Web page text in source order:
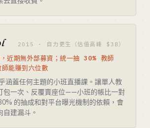
2015 · 自力更生（估值高峰 $3B）
近期無外部募資；統一抽 30% 教師
能賺到六位數
涵蓋任何主題的小班直播課。讓單人教
包一次、反覆賣座位——小班的帳比一對
的抽成和對平台曝光機制的依賴，會
建漏斗。